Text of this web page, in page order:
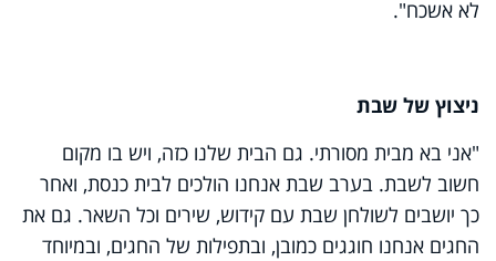
לא אשכח".
ניצוץ של שבת
"אני בא מבית מסורתי. גם הבית שלנו כזה, ויש בו מקום
חשוב לשבת. בערב שבת אנחנו הולכים לבית כנסת, ואחר
כך יושבים לשולחן שבת עם קידוש, שירים וכל השאר. גם את
החגים אנחנו חוגגים כמובן, ובתפילות של החגים, ובמיוחד